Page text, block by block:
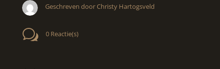
Geschreven door Christy Hartogsveld
w 0 Reactie(s)